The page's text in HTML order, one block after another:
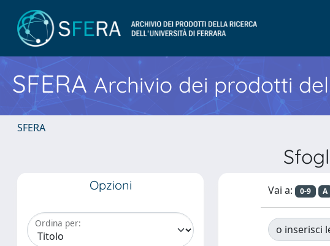
SFERA Archivio dei prodotti
SFERA
Opzioni
Ordina per:
Vai a: 0-9 A
o inserisci